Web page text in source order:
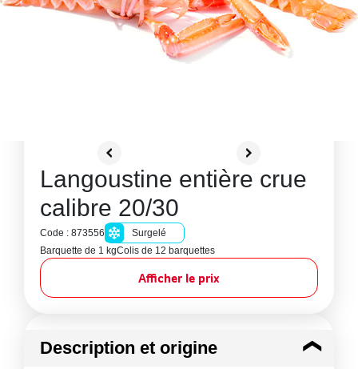
Langoustine entière crue
calibre 20/30
Code : 873556
Surgelé
Barquette de 1 kgColis de 12 barquettes
Afficher le prix
Description et origine